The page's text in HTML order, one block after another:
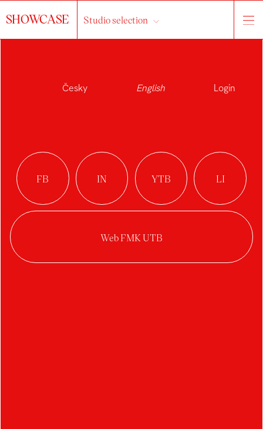
Česky English Login
SHOWCASE Studio selection
PELCOVÁ